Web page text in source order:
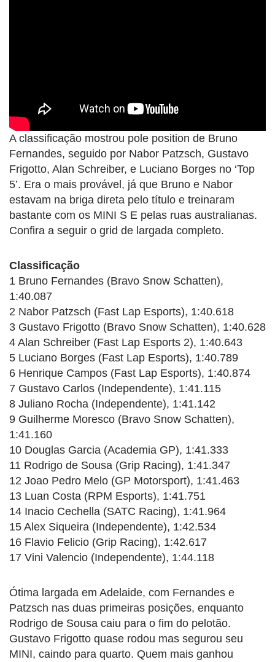
A classificação mostrou pole position de Bruno
Fernandes, seguido por Nabor Patzsch, Gustavo
Frigotto, Alan Schreiber, e Luciano Borges no ‘Top
5’. Era o mais provável, já que Bruno e Nabor
estavam na briga direta pelo título e treinaram
bastante com os MINI S E pelas ruas australianas.
Confira a seguir o grid de largada completo.
Classificação
1 Bruno Fernandes (Bravo Snow Schatten),
1:40.087
2 Nabor Patzsch (Fast Lap Esports), 1:40.618
3 Gustavo Frigotto (Bravo Snow Schatten), 1:40.628
4 Alan Schreiber (Fast Lap Esports 2), 1:40.643
5 Luciano Borges (Fast Lap Esports), 1:40.789
6 Henrique Campos (Fast Lap Esports), 1:40.874
7 Gustavo Carlos (Independente), 1:41.115
8 Juliano Rocha (Independente), 1:41.142
9 Guilherme Moresco (Bravo Snow Schatten),
1:41.160
10 Douglas Garcia (Academia GP), 1:41.333
11 Rodrigo de Sousa (Grip Racing), 1:41.347
12 Joao Pedro Melo (GP Motorsport), 1:41.463
13 Luan Costa (RPM Esports), 1:41.751
14 Inacio Cechella (SATC Racing), 1:41.964
15 Alex Siqueira (Independente), 1:42.534
16 Flavio Felicio (Grip Racing), 1:42.617
17 Vini Valencio (Independente), 1:44.118
Ótima largada em Adelaide, com Fernandes e
Patzsch nas duas primeiras posições, enquanto
Rodrigo de Sousa caiu para o fim do pelotão.
Gustavo Frigotto quase rodou mas segurou seu
MINI, caindo para quarto. Quem mais ganhou